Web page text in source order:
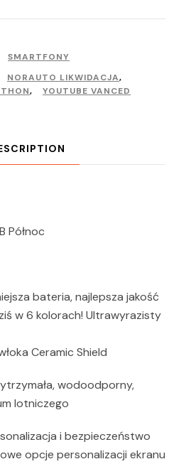
SMARTFONY
NORAUTO LIKWIDACJA,
, YOUTUBE VANCED
Północ
bateria, najlepsza jakość
w 6 kolorach! Ultrawyrazisty
Ceramic Shield
wodoodporny,
lotniczego
i bezpieczeństwo
opcje personalizacji ekranu